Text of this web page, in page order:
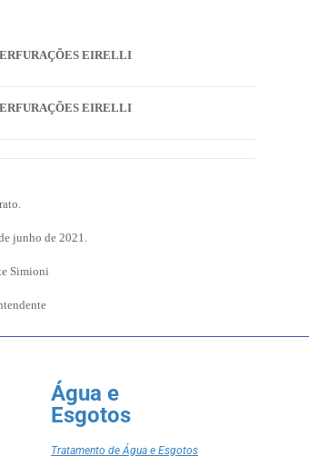
EIRELLI
EIRELLI
junho de 2021.
Simioni
Água e
Esgotos
Tratamento de Água e Esgotos